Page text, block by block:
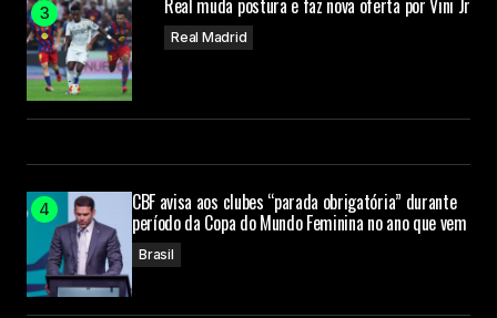
Real Madrid
CBF avisa aos clubes “parada obrigatória” durante
período da Copa do Mundo Feminina no ano que vem
Brasil